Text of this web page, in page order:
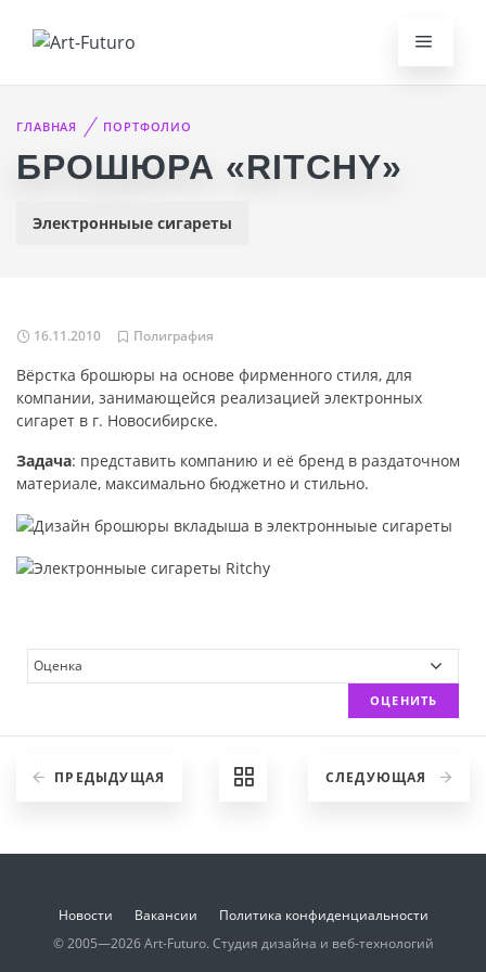
ГЛАВНАЯ ПОРТФОЛИО
БРОШЮРА «RITCHY»
Электронныые сигареты
16.11.2010 Полиграфия
Вёрстка брошюры на основе фирменного стиля, для
компании, занимающейся реализацией электронных
сигарет в г. Новосибирске.
Задача: представить компанию и её бренд в раздаточном
материале, максимально бюджетно и стильно.
ОЦЕНИТЬ
ПРЕДЫДУЩАЯ СЛЕДУЮЩАЯ
Новости Вакансии
Политика конфиденциальности
© 2005—2026 Art-Futuro. Студия дизайна и веб-технологий